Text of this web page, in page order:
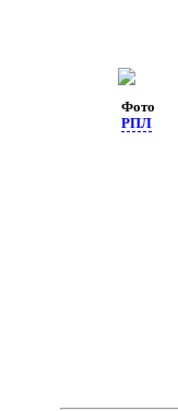
Фото
РПЛ